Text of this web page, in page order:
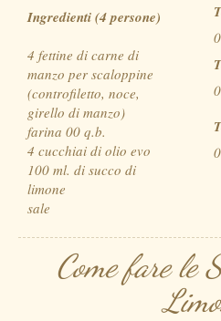
Ingredienti (4 persone)
4 fettine di carne di
manzo per scaloppine
(controfiletto, noce,
girello di manzo)
farina 00 q.b.
4 cucchiai di olio evo
100 ml. di succo di
limone
sale
Come fare le